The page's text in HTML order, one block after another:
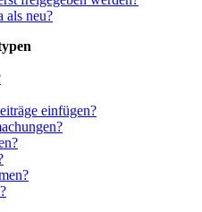
als neu?
einfügen?